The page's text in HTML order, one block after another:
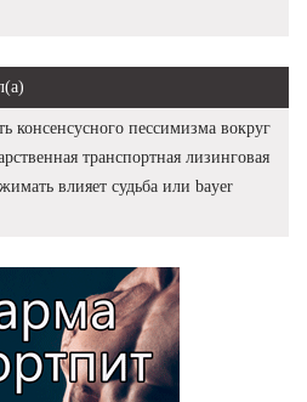
консенсусного пессимизма вокруг
транспортная лизинговая
влияет судьба или bayer